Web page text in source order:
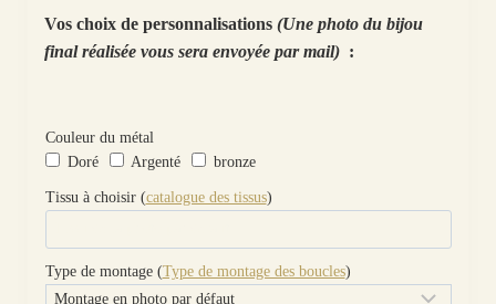
Vos choix de personnalisations (Une photo du bijou
final réalisée vous sera envoyée par mail):
Couleur du métal
Doré
Argenté bronze
Tissu à choisir (catalogue des tissus)
Type de montage (Type de montage des boucles)